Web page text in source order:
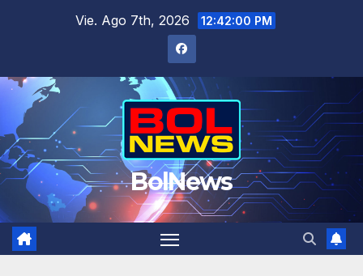
Vie. Ago 7th, 2026 12:42:00 PM
BolNews